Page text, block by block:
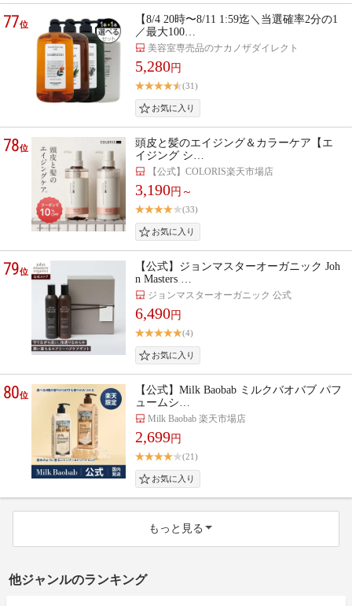
77位
【8/4 20時〜8/11 1:59迄＼当選確率2分の1
／最大100…
美容室専売品のナカノザダイレクト
5,280円
(31)
78位
頭皮と髪のエイジング＆カラーケア【エ
イジング シ…
【公式】COLORIS楽天市場店
3,190円～
(33)
79位
【公式】ジョンマスターオーガニック Joh
n Masters …
ジョンマスターオーガニック 公式
6,490円
(4)
80位
【公式】Milk Baobab ミルクバオバブ パフ
ュームシ…
Milk Baobab 楽天市場店
2,699円
(21)
もっと見る
他ジャンルのランキング